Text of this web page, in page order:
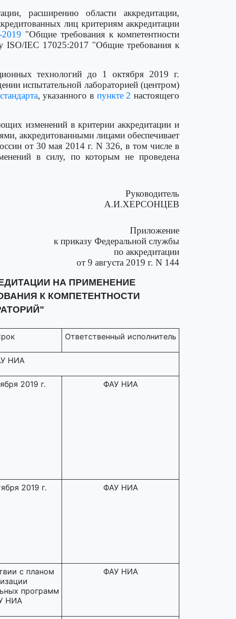
расширению области аккредитации,
лиц критериям аккредитации
"Общие требования к компетентности
ISO/IEC 17025:2017 "Общие требования к
технологий до 1 октября 2019 г.
испытательной лабораторией (центром)
стандарта, указанного в пункте 2 настоящего
изменений в критерии аккредитации и
аккредитованными лицами обеспечивает
от 30 мая 2014 г. N 326, в том числе в
в силу, по которым не проведена
Руководитель
А.И.ХЕРСОНЦЕВ
Приложение
к приказу Федеральной службы
по аккредитации
от 9 августа 2019 г. N 144
НА ПРИМЕНЕНИЕ
К КОМПЕТЕНТНОСТИ
Ответственный исполнитель
НИА
2019 г. ФАУ НИА
2019 г. ФАУ НИА
с планом
программ
НИА
ФАУ НИА